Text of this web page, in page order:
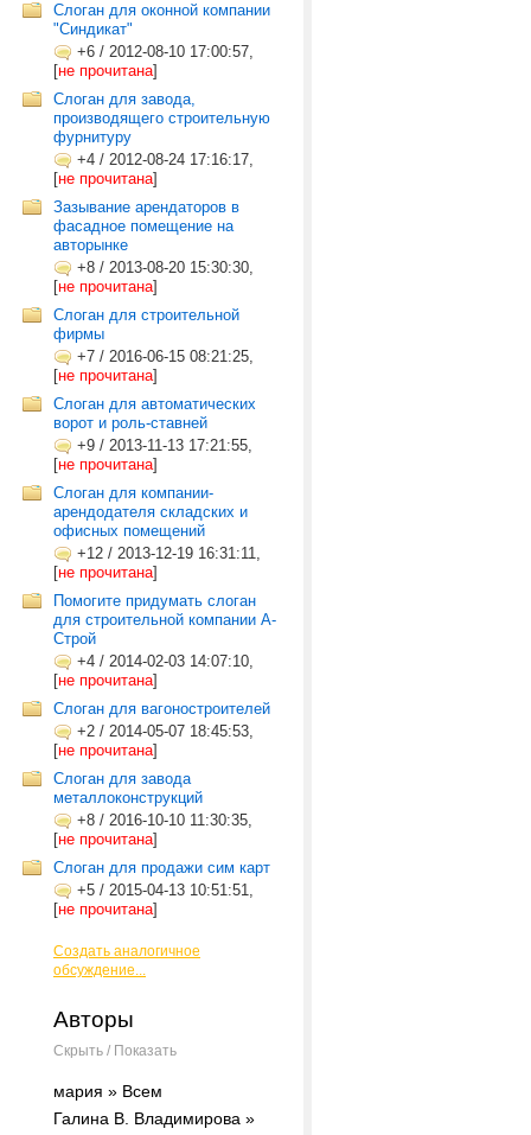
Слоган для оконной компании
"Синдикат"
+6 / 2012-08-10 17:00:57,
[не прочитана]
Слоган для завода,
производящего строительную
фурнитуру
+4 / 2012-08-24 17:16:17,
[не прочитана]
Зазывание арендаторов в
фасадное помещение на
авторынке
+8 / 2013-08-20 15:30:30,
[не прочитана]
Слоган для строительной
фирмы
+7 / 2016-06-15 08:21:25,
[не прочитана]
Слоган для автоматических
ворот и роль-ставней
+9 / 2013-11-13 17:21:55,
[не прочитана]
Слоган для компании-
арендодателя складских и
офисных помещений
+12 / 2013-12-19 16:31:11,
[не прочитана]
Помогите придумать слоган
для строительной компании А-
Строй
+4 / 2014-02-03 14:07:10,
[не прочитана]
Слоган для вагоностроителей
+2 / 2014-05-07 18:45:53,
[не прочитана]
Слоган для завода
металлоконструкций
+8 / 2016-10-10 11:30:35,
[не прочитана]
Слоган для продажи сим карт
+5 / 2015-04-13 10:51:51,
[не прочитана]
Создать аналогичное
обсуждение...
Авторы
Скрыть / Показать
мария » Всем
Галина В. Владимирова »